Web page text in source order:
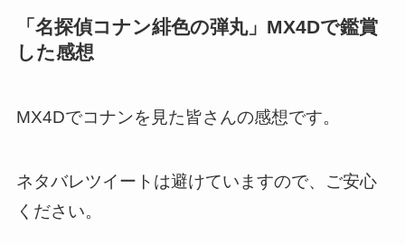
「名探偵コナン緋色の弾丸」MX4Dで鑑賞
した感想
MX4Dでコナンを見た皆さんの感想です。
ネタバレツイートは避けていますので、ご安心
ください。